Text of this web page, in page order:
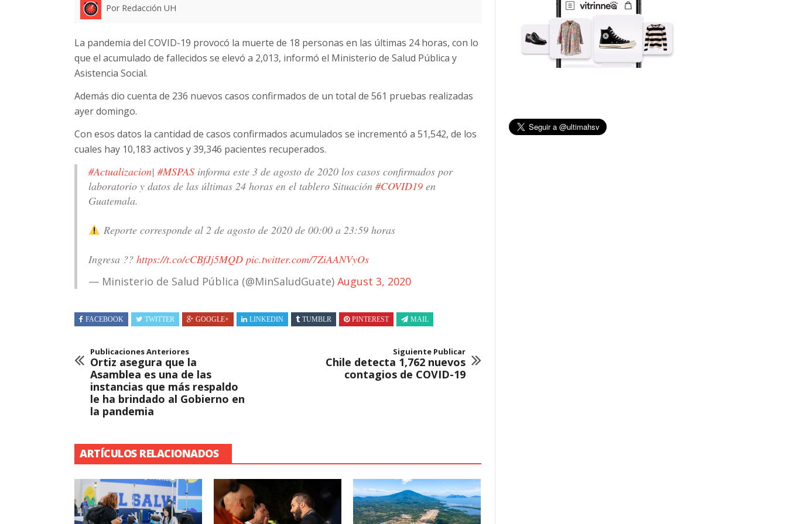
Por Redacción UH
La pandemia del COVID-19 provocó la muerte de 18 personas en las últimas 24 horas, con lo
que el acumulado de fallecidos se elevó a 2,013, informó el Ministerio de Salud Pública y
Asistencia Social.
Además dio cuenta de 236 nuevos casos confirmados de un total de 561 pruebas realizadas
ayer domingo.
Con esos datos la cantidad de casos confirmados acumulados se incrementó a 51,542, de los
cuales hay 10,183 activos y 39,346 pacientes recuperados.
#Actualizacion| #MSPAS informa este 3 de agosto de 2020 los casos confirmados por
laboratorio y datos de las últimas 24 horas en el tablero Situación #COVID19 en
Guatemala.
Reporte corresponde al 2 de agosto de 2020 de 00:00 a 23:59 horas
Ingresa ?? https://t.co/cCBfJj5MQD pic.twitter.com/7ZiAANVyOs
— Ministerio de Salud Pública (@MinSaludGuate) August 3, 2020
FACEBOOK TWITTER GOOGLE+ LINKEDIN TUMBLR PINTEREST MAIL
Publicaciones Anteriores
Ortiz asegura que la
Asamblea es una de las
instancias que más respaldo
le ha brindado al Gobierno en
la pandemia
Siguiente Publicar
Chile detecta 1,762 nuevos
contagios de COVID-19
ARTÍCULOS RELACIONADOS